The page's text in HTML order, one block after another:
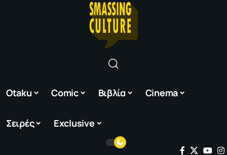
Otaku Comic Βιβλία Cinema
Σειρές Exclusive